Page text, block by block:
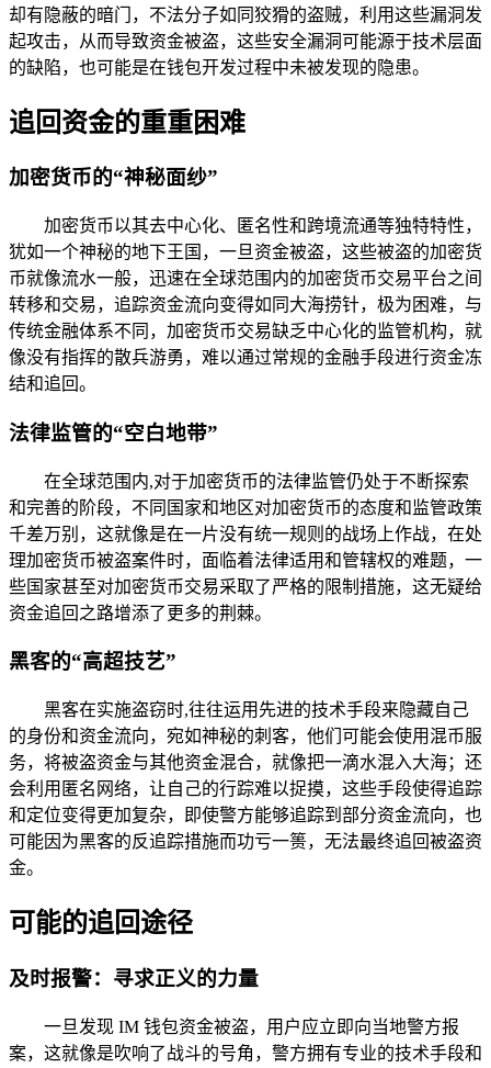
却有隐蔽的暗门，不法分子如同狡猾的盗贼，利用这些漏洞发
起攻击，从而导致资金被盗，这些安全漏洞可能源于技术层面
的缺陷，也可能是在钱包开发过程中未被发现的隐患。
追回资金的重重困难
加密货币的“神秘面纱”
加密货币以其去中心化、匿名性和跨境流通等独特特性，
犹如一个神秘的地下王国，一旦资金被盗，这些被盗的加密货
币就像流水一般，迅速在全球范围内的加密货币交易平台之间
转移和交易，追踪资金流向变得如同大海捞针，极为困难，与
传统金融体系不同，加密货币交易缺乏中心化的监管机构，就
像没有指挥的散兵游勇，难以通过常规的金融手段进行资金冻
结和追回。
法律监管的“空白地带”
在全球范围内,对于加密货币的法律监管仍处于不断探索
和完善的阶段，不同国家和地区对加密货币的态度和监管政策
千差万别，这就像是在一片没有统一规则的战场上作战，在处
理加密货币被盗案件时，面临着法律适用和管辖权的难题，一
些国家甚至对加密货币交易采取了严格的限制措施，这无疑给
资金追回之路增添了更多的荆棘。
黑客的“高超技艺”
黑客在实施盗窃时,往往运用先进的技术手段来隐藏自己
的身份和资金流向，宛如神秘的刺客，他们可能会使用混币服
务，将被盗资金与其他资金混合，就像把一滴水混入大海；还
会利用匿名网络，让自己的行踪难以捉摸，这些手段使得追踪
和定位变得更加复杂，即使警方能够追踪到部分资金流向，也
可能因为黑客的反追踪措施而功亏一篑，无法最终追回被盗资
金。
可能的追回途径
及时报警：寻求正义的力量
一旦发现 IM 钱包资金被盗，用户应立即向当地警方报
案，这就像是吹响了战斗的号角，警方拥有专业的技术手段和